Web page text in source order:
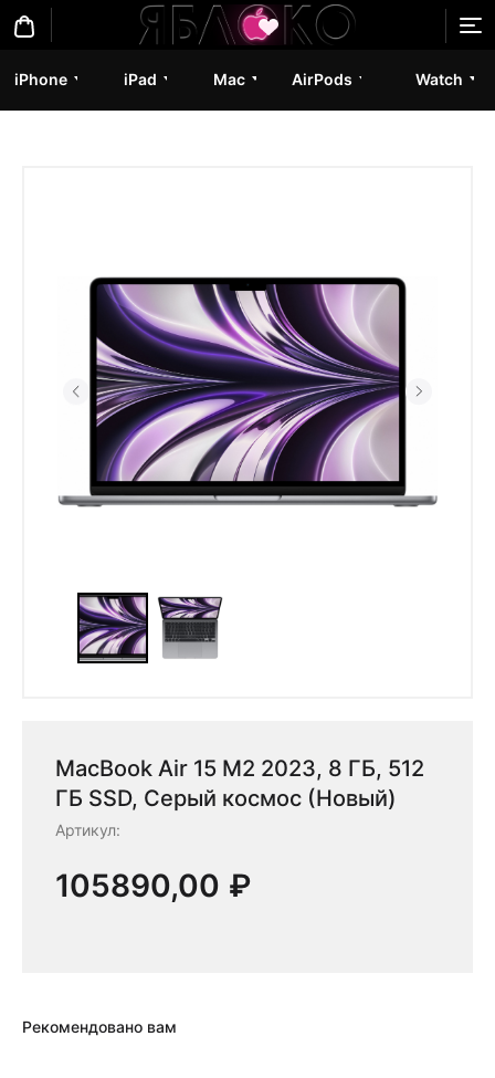
iPhone iPad Mac AirPods Watch
MacBook Air 15 M2 2023, 8 ГБ, 512
ГБ SSD, Серый космос (Новый)
Артикул:
105890,00 ₽
Рекомендовано вам